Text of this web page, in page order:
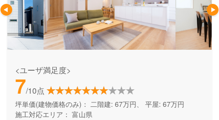
<ユーザ満足度>
7/10点
坪単価(建物価格のみ)： 二階建: 67万円、 平屋: 67万円
施工対応エリア： 富山県